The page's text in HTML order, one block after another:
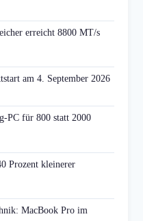
erreicht 8800 MT/s
am 4. September 2026
PC für 800 statt 2000
Prozent kleinerer
MacBook Pro im